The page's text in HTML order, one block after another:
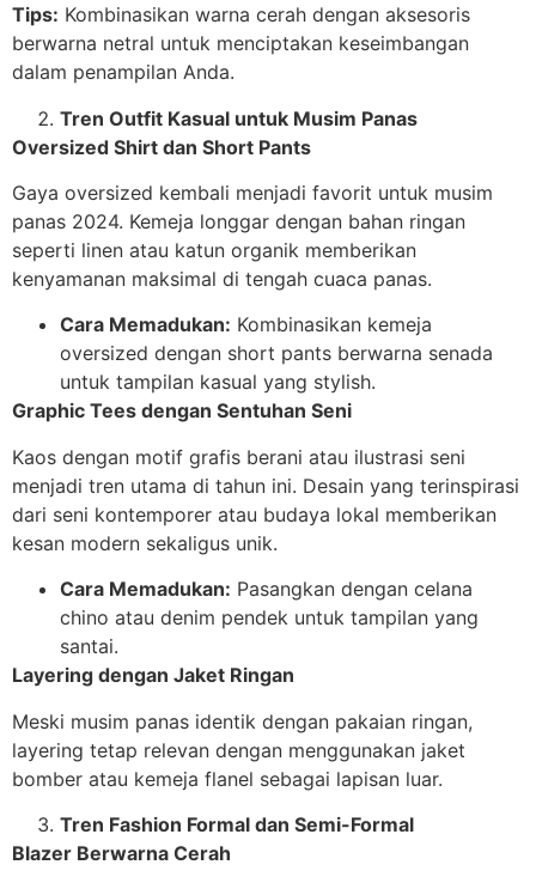
Tips: Kombinasikan warna cerah dengan aksesoris
berwarna netral untuk menciptakan keseimbangan
dalam penampilan Anda.
Tren Outfit Kasual untuk Musim Panas
Oversized Shirt dan Short Pants
Gaya oversized kembali menjadi favorit untuk musim
panas 2024. Kemeja longgar dengan bahan ringan
seperti linen atau katun organik memberikan
kenyamanan maksimal di tengah cuaca panas.
Cara Memadukan: Kombinasikan kemeja
oversized dengan short pants berwarna senada
untuk tampilan kasual yang stylish.
Graphic Tees dengan Sentuhan Seni
Kaos dengan motif grafis berani atau ilustrasi seni
menjadi tren utama di tahun ini. Desain yang terinspirasi
dari seni kontemporer atau budaya lokal memberikan
kesan modern sekaligus unik.
Cara Memadukan: Pasangkan dengan celana
chino atau denim pendek untuk tampilan yang
santai.
Layering dengan Jaket Ringan
Meski musim panas identik dengan pakaian ringan,
layering tetap relevan dengan menggunakan jaket
bomber atau kemeja flanel sebagai lapisan luar.
Tren Fashion Formal dan Semi-Formal
Blazer Berwarna Cerah